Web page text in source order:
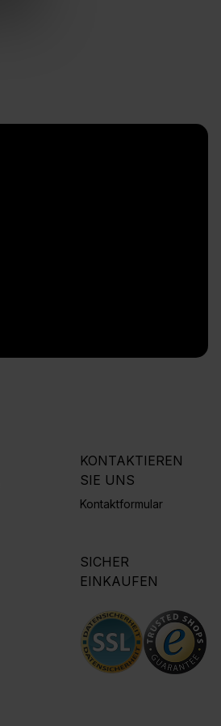
KONTAKTIEREN
SIE UNS
Kontaktformular
SICHER
EINKAUFEN